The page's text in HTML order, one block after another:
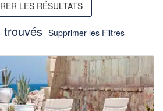
LES RÉSULTATS
trouvés Supprimer les Filtres